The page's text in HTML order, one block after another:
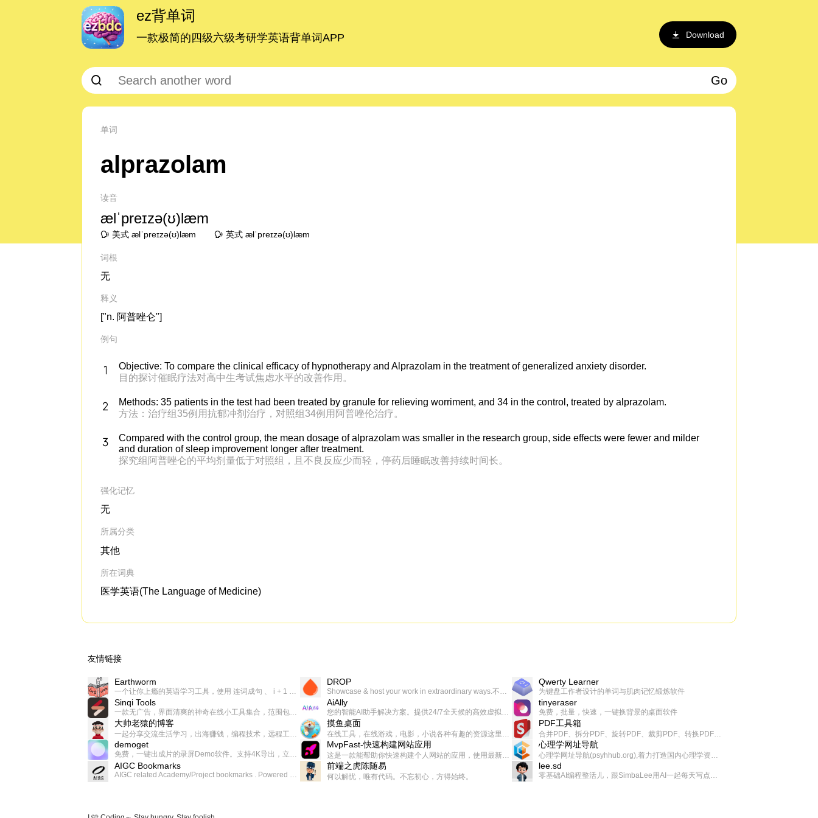
ez背单词
一款极简的四级六级考研学英语背单词APP Download
Go
单词
alprazolam
读音
ælˈpreɪzə(ʊ)læm
美式 ælˈpreɪzə(ʊ)læm 英式 ælˈpreɪzə(ʊ)læm
词根
无
释义
["n. 阿普唑仑"]
例句
Objective: To compare the clinical efficacy of hypnotherapy and Alprazolam in the treatment of generalized anxiety disorder.
目的探讨催眠疗法对高中生考试焦虑水平的改善作用。
Methods: 35 patients in the test had been treated by granule for relieving worriment, and 34 in the control, treated by alprazolam.
方法：治疗组35例用抗郁冲剂治疗，对照组34例用阿普唑伦治疗。
Compared with the control group, the mean dosage of alprazolam was smaller in the research group, side effects were fewer and milder
and duration of sleep improvement longer after treatment.
探究组阿普唑仑的平均剂量低于对照组，且不良反应少而轻，停药后睡眠改善持续时间长。
强化记忆
无
所属分类
其他
所在词典
医学英语(The Language of Medicine)
友情链接
Earthworm
一个让你上瘾的英语学习工具，使用 连词成句 、 i + 1 、 以终为始等学习理论来帮助你习得英语，通过不断的重复形成肌肉记忆，最重要的是 游戏化 的形式让学习英语从此不再痛苦
DROP
Showcase & host your work in extraordinary ways.不限速文件分享，托管，建站平台
Qwerty Learner
为键盘工作者设计的单词与肌肉记忆锻炼软件
Sinqi Tools
一款无广告，界面清爽的神奇在线小工具集合，范围包括但不限于：开发，设计，日常生活等
AiAlly
您的智能AI助手解决方案。提供24/7全天候的高效虚拟员工服务，助力个人和组织提升生产力、激发创新潜能。
tinyeraser
免费，批量，快速，一键换背景的桌面软件
大帅老猿的博客
一起分享交流生活学习，出海赚钱，编程技术，远程工作，优秀产品等相关话题。希望大家都能有所收获。
摸鱼桌面
在线工具，在线游戏，电影，小说各种有趣的资源这里都有
PDF工具箱
合并PDF、拆分PDF、旋转PDF、裁剪PDF、转换PDF、加密PDF、解密PDF、PDF加水印等多种PDF处理功能
demoget
免费，一键出成片的录屏Demo软件。支持4K导出，立即下载使用。
MvpFast-快速构建网站应用
这是一款能帮助你快速构建个人网站的应用，使用最新的前端技术栈，集成登录、鉴权、手机、邮箱、数据库、博客、文章、支付等等网站所需要的功能，你只需要花几个小时开发你的核心功能就可以上线，一次购买，永久拥有
心理学网址导航
心理学网址导航(psyhhub.org),着力打造国内心理学资源平台，是一个心理学网址资源大全，提供心理学学习,心理学考研,英语自学,计算机自学等众多学习内容。
AIGC Bookmarks
AIGC related Academy/Project bookmarks . Powered by Notion AI (Claude, ChatGPT).
前端之虎陈随易
何以解忧，唯有代码。不忘初心，方得始终。
lee.sd
零基础AI编程整活儿，跟SimbaLee用AI一起每天写点儿好玩儿的！iSay中每天还会有鲜吐槽、财经快讯、抽奖福利。喜欢就在页面“点赞”，不喜欢可以“点呸”喔！